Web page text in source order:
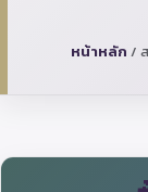
หน้าหลัก /